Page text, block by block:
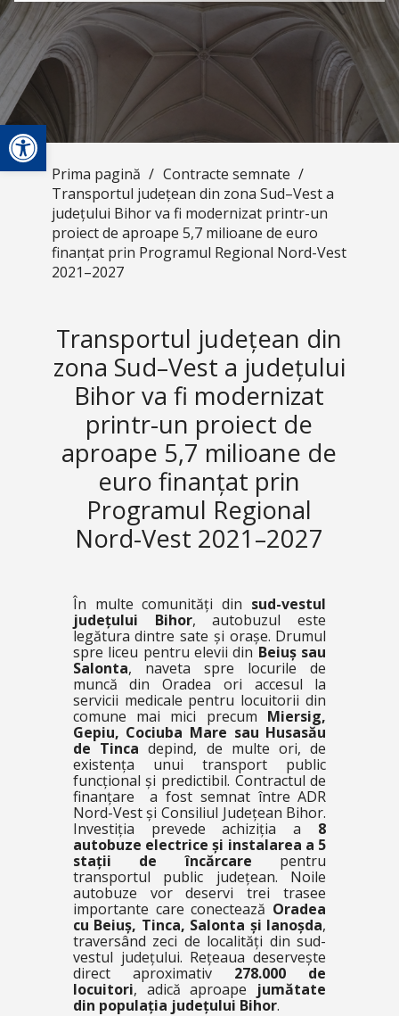
Deschide bara de unelte
Prima pagină / Contracte semnate /
Transportul județean din zona Sud–Vest a
județului Bihor va fi modernizat printr-un
proiect de aproape 5,7 milioane de euro
finanțat prin Programul Regional Nord-Vest
2021–2027
Transportul județean din
zona Sud–Vest a județului
Bihor va fi modernizat
printr-un proiect de
aproape 5,7 milioane de
euro finanțat prin
Programul Regional
Nord-Vest 2021–2027
În multe comunități din sud-vestul
județului Bihor, autobuzul este
legătura dintre sate și orașe. Drumul
spre liceu pentru elevii din Beiuș sau
Salonta, naveta spre locurile de
muncă din Oradea ori accesul la
servicii medicale pentru locuitorii din
comune mai mici precum Miersig,
Gepiu, Cociuba Mare sau Husasău
de Tinca depind, de multe ori, de
existența unui transport public
funcțional și predictibil. Contractul de
finanțare a fost semnat între ADR
Nord-Vest și Consiliul Județean Bihor.
Investiția prevede achiziția a 8
autobuze electrice și instalarea a 5
stații de încărcare pentru
transportul public județean. Noile
autobuze vor deservi trei trasee
importante care conectează Oradea
cu Beiuș, Tinca, Salonta și Ianoșda,
traversând zeci de localități din sud-
vestul județului. Rețeaua deservește
direct aproximativ 278.000 de
locuitori, adică aproape jumătate
din populația județului Bihor.